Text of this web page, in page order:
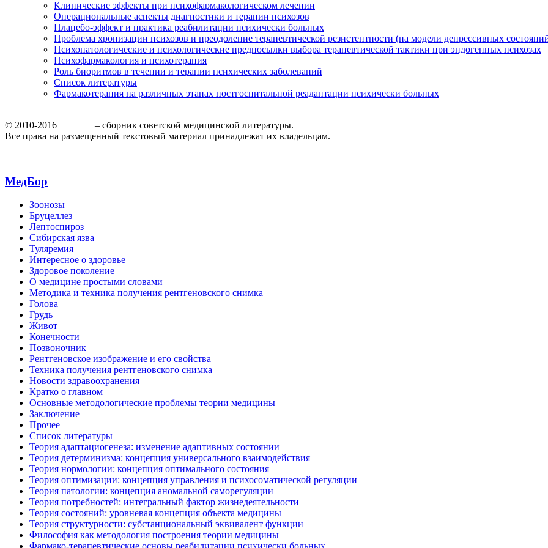
Клинические эффекты при психофармакологическом лечении
Операциональные аспекты диагностики и терапии психозов
Плацебо-эффект и практика реабилитации психически больных
Проблема хронизации психозов и преодоление терапевтической резистентности (на модели депрессивных
Психопатологические и психологические предпосылки выбора терапевтической тактики при эндогенных психозах
Психофармакология и психотерапия
Роль биоритмов в течении и терапии психических заболеваний
Список литературы
Фармакотерапия на различных этапах постгоспитальной реадаптации психически больных
© 2010-2016
– сборник советской медицинской литературы.
Все права на размещенный текстовый материал принадлежат их владельцам.
МедБор
Зоонозы
Бруцеллез
Лептоспироз
Сибирская язва
Туляремия
Интересное о здоровье
Здоровое поколение
О медицине простыми словами
Методика и техника получения рентгеновского снимка
Голова
Грудь
Живот
Конечности
Позвоночник
Рентгеновское изображение и его свойства
Техника получения рентгеновского снимка
Новости здравоохранения
Кратко о главном
Основные методологические проблемы теории медицины
Заключение
Прочее
Список литературы
Теория адаптациогенеза: изменение адаптивных состоянии
Теория детерминизма: концепция универсального взаимодействия
Теория нормологии: концепция оптимального состояния
Теория оптимизации: концепция управления и психосоматической регуляции
Теория патологии: концепция аномальной саморегуляции
Теория потребностей: интегральный фактор жизнедеятельности
Теория состояний: уровневая концепция объекта медицины
Теория структурности: субстанциональный эквивалент функции
Философия как методология построения теории медицины